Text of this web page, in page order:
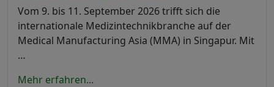
Vom 9. bis 11. September 2026 trifft sich die
internationale Medizintechnikbranche auf der
Medical Manufacturing Asia (MMA) in Singapur. Mit
…
Mehr erfahren...